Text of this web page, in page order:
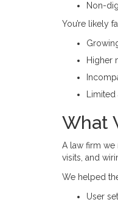
Non-
You’re likely
Higher
What
A law firm we
visits, and
We helped
User